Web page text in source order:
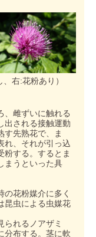
右:花粉あり）
、雌ずいに触れる
出される接触運動
す先熟花で、ま
れ、それが引っ込
粉する。するとま
まうといった具
の花粉媒介に多く
昆虫による虫媒花
られるノアザミ
分布する。茎に軟